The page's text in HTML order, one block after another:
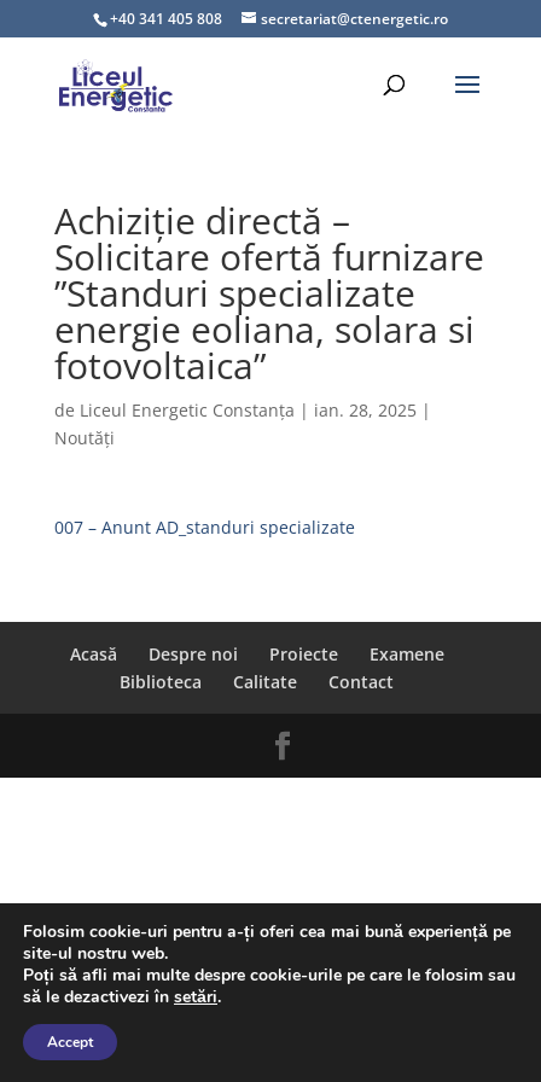
+40 341 405 808 secretariat@ctenergetic.ro
Achiziție directă –
Solicitare ofertă furnizare
”Standuri specializate
energie eoliana, solara si
fotovoltaica”
de Liceul Energetic Constanța | ian. 28, 2025|
Noutăți
007 – Anunt AD_standuri specializate
Acasă Despre noi Proiecte
Examene
Biblioteca
Calitate Contact
Folosim cookie-uri pentru a-ți oferi cea mai bună experiență pe
site-ul nostru web.
Poți să afli mai multe despre cookie-urile pe care le folosim sau
să le dezactivezi în setări.
Accept